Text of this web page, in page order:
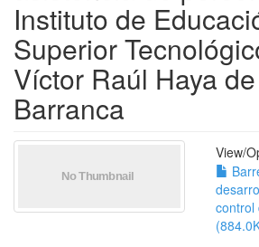
Instituto de
Superior
Víctor Raúl Haya
Barranca
View/
control